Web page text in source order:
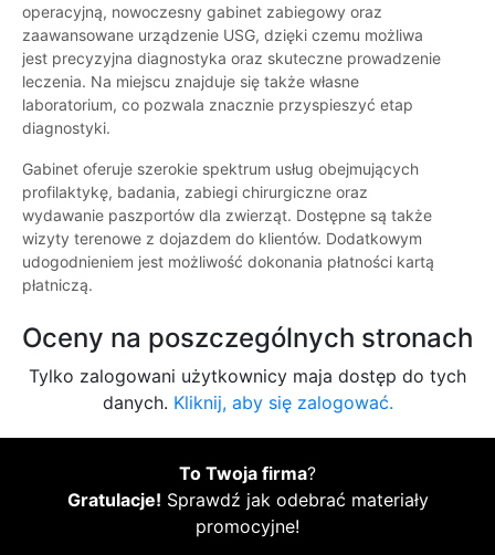
operacyjną, nowoczesny gabinet zabiegowy oraz
zaawansowane urządzenie USG, dzięki czemu możliwa
jest precyzyjna diagnostyka oraz skuteczne prowadzenie
leczenia. Na miejscu znajduje się także własne
laboratorium, co pozwala znacznie przyspieszyć etap
diagnostyki.
Gabinet oferuje szerokie spektrum usług obejmujących
profilaktykę, badania, zabiegi chirurgiczne oraz
wydawanie paszportów dla zwierząt. Dostępne są także
wizyty terenowe z dojazdem do klientów. Dodatkowym
udogodnieniem jest możliwość dokonania płatności kartą
płatniczą.
Oceny na poszczególnych stronach
Tylko zalogowani użytkownicy maja dostęp do tych
danych. Kliknij, aby się zalogować.
To Twoja firma?
Gratulacje! Sprawdź jak odebrać materiały
promocyjne!